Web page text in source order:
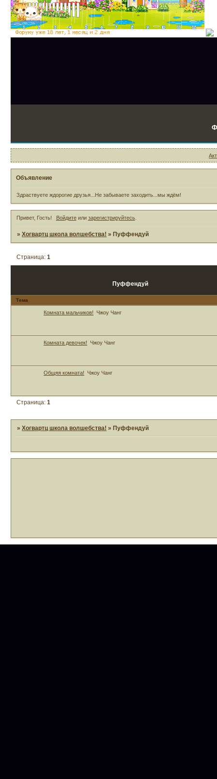
Объявление
Здраствуете ждорогие друзья...Не забываете заходить...мы ждём!
Привет, Гость! Войдитеили зарегистрируйтесь.
»Хогвартц школа волшебства! »Пуффендуй
Пуффендуй
Страница:1
Тема
Комната мальчиков! Чжоу Чанг
Комната девочек! Чжоу Чанг
Общяя комната! Чжоу Чанг
Страница:1
»Хогвартц школа волшебства! » Пуффендуй